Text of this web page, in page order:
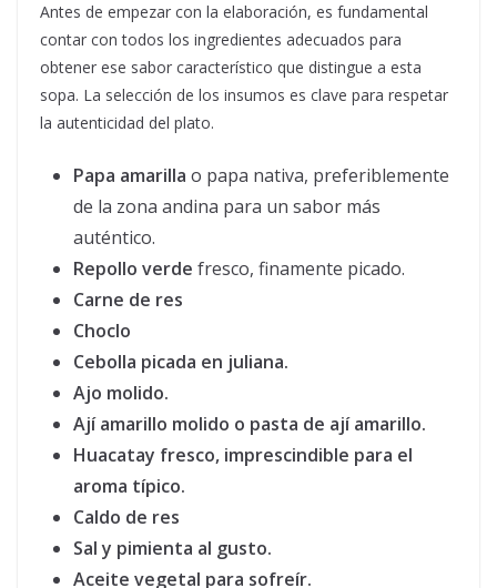
Antes de empezar con la elaboración, es fundamental
contar con todos los ingredientes adecuados para
obtener ese sabor característico que distingue a esta
sopa. La selección de los insumos es clave para respetar
la autenticidad del plato.
Papa amarilla o papa nativa, preferiblemente
de la zona andina para un sabor más
auténtico.
Repollo verde fresco, finamente picado.
Carne de res
Choclo
Cebolla picada en juliana.
Ajo molido.
Ají amarillo molido o pasta de ají amarillo.
Huacatay fresco, imprescindible para el
aroma típico.
Caldo de res
Sal y pimienta al gusto.
Aceite vegetal para sofreír.